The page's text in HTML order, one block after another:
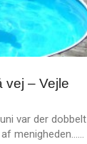
vej – Vejle
var der dobbelt
menigheden……